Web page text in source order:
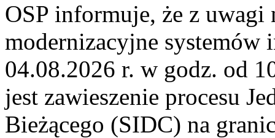
OSP informuje, że z uwagi
modernizacyjne
04.08.2026 r. w godz. od
jest zawieszenie procesu
Bieżącego (SIDC) na